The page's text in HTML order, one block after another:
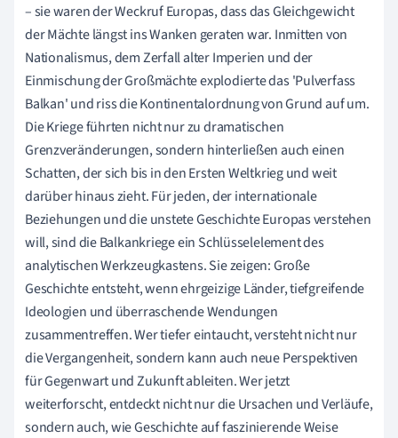
– sie waren der Weckruf Europas, dass das Gleichgewicht
der Mächte längst ins Wanken geraten war. Inmitten von
Nationalismus, dem Zerfall alter Imperien und der
Einmischung der Großmächte explodierte das 'Pulverfass
Balkan' und riss die Kontinentalordnung von Grund auf um.
Die Kriege führten nicht nur zu dramatischen
Grenzveränderungen, sondern hinterließen auch einen
Schatten, der sich bis in den Ersten Weltkrieg und weit
darüber hinaus zieht. Für jeden, der internationale
Beziehungen und die unstete Geschichte Europas verstehen
will, sind die Balkankriege ein Schlüsselelement des
analytischen Werkzeugkastens. Sie zeigen: Große
Geschichte entsteht, wenn ehrgeizige Länder, tiefgreifende
Ideologien und überraschende Wendungen
zusammentreffen. Wer tiefer eintaucht, versteht nicht nur
die Vergangenheit, sondern kann auch neue Perspektiven
für Gegenwart und Zukunft ableiten. Wer jetzt
weiterforscht, entdeckt nicht nur die Ursachen und Verläufe,
sondern auch, wie Geschichte auf faszinierende Weise